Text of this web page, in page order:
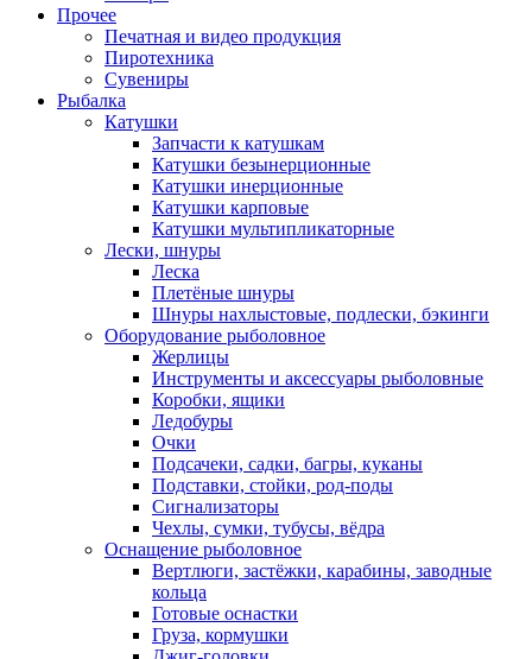
Прочее
Печатная и видео продукция
Пиротехника
Сувениры
Рыбалка
Катушки
Запчасти к катушкам
Катушки безынерционные
Катушки инерционные
Катушки карповые
Катушки мультипликаторные
Лески, шнуры
Леска
Плетёные шнуры
Шнуры нахлыстовые, подлески, бэкинги
Оборудование рыболовное
Жерлицы
Инструменты и аксессуары рыболовные
Коробки, ящики
Ледобуры
Очки
Подсачеки, садки, багры, куканы
Подставки, стойки, род-поды
Сигнализаторы
Чехлы, сумки, тубусы, вёдра
Оснащение рыболовное
Вертлюги, застёжки, карабины, заводные
кольца
Готовые оснастки
Груза, кормушки